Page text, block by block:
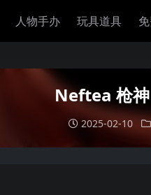
人物手办 玩具道具
Neftea 枪神
2025-02-10